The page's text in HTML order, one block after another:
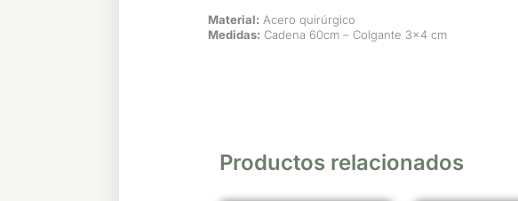
Material: Acero quirúrgico
Medidas: Cadena 60cm – Colgante 3×4 cm
Productos relacionados